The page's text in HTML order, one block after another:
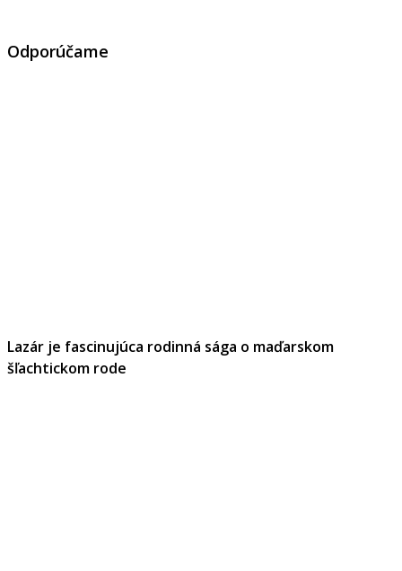
Odporúčame
Lazár je fascinujúca rodinná sága o maďarskom
šľachtickom rode